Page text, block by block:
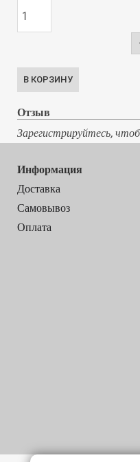
Отзыв
Зарегистрируйтесь,
Информация
Доставка
Самовывоз
Оплата